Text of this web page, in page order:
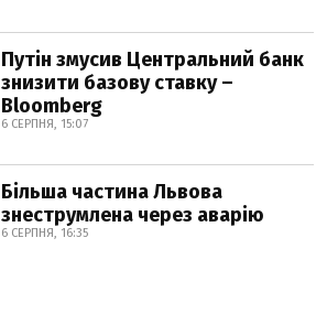
Путін змусив Центральний банк
знизити базову ставку –
Bloomberg
6 СЕРПНЯ, 15:07
Більша частина Львова
знеструмлена через аварію
6 СЕРПНЯ, 16:35